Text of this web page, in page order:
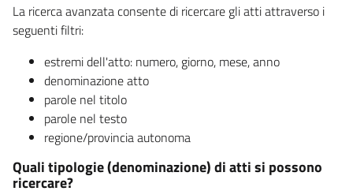
La ricerca avanzata consente di ricercare gli atti attraverso i
seguenti filtri:
estremi dell'atto: numero, giorno, mese, anno
denominazione atto
parole nel titolo
parole nel testo
regione/provincia autonoma
Quali tipologie (denominazione) di atti si possono
ricercare?